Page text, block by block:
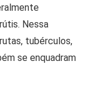
Nessa
tubérculos,
se enquadram